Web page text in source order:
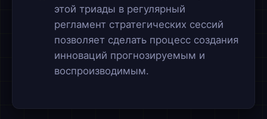
этой триады в регулярный
регламент стратегических сессий
позволяет сделать процесс создания
инноваций прогнозируемым и
воспроизводимым.